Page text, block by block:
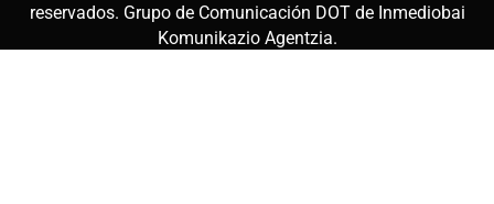
reservados. Grupo de Comunicación DOT de Inmediobai
Komunikazio Agentzia.